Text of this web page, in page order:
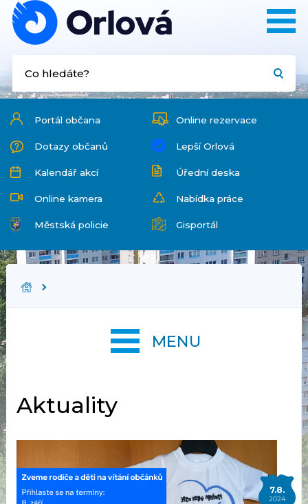
Portál občana Online rezervace
Dotazy občanů Lepší Orlová
Kalendář akcí Úřední deska
Online kamera Nabídka práce
Městská policie Gisportál
Aktuality
7.8.
2024
MENU